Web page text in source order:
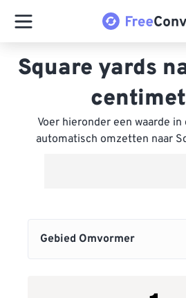
Square yards
Voer hieronder een waarde
automatisch omzetten naar